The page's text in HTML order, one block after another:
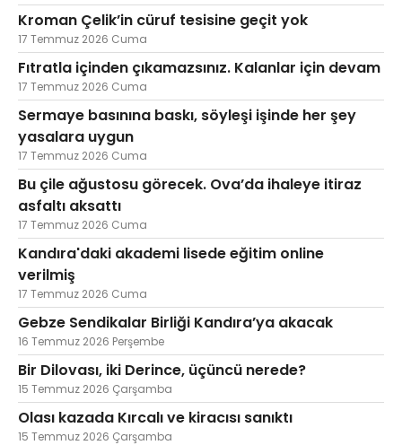
Kroman Çelik’in cüruf tesisine geçit yok
17 Temmuz 2026 Cuma
Fıtratla içinden çıkamazsınız. Kalanlar için devam
17 Temmuz 2026 Cuma
Sermaye basınına baskı, söyleşi işinde her şey
yasalara uygun
17 Temmuz 2026 Cuma
Bu çile ağustosu görecek. Ova’da ihaleye itiraz
asfaltı aksattı
17 Temmuz 2026 Cuma
Kandıra'daki akademi lisede eğitim online
verilmiş
17 Temmuz 2026 Cuma
Gebze Sendikalar Birliği Kandıra’ya akacak
16 Temmuz 2026 Perşembe
Bir Dilovası, iki Derince, üçüncü nerede?
15 Temmuz 2026 Çarşamba
Olası kazada Kırcalı ve kiracısı sanıktı
15 Temmuz 2026 Çarşamba